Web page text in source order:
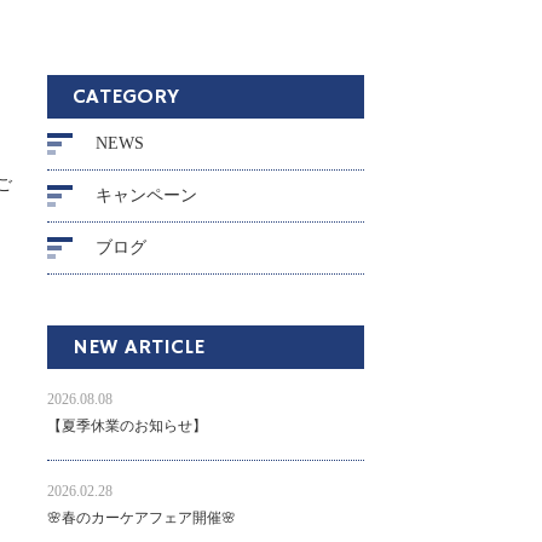
CATEGORY
NEWS
キャンペーン
ブログ
NEW ARTICLE
2026.08.08
【夏季休業のお知らせ】
2026.02.28
🌸春のカーケアフェア開催🌸